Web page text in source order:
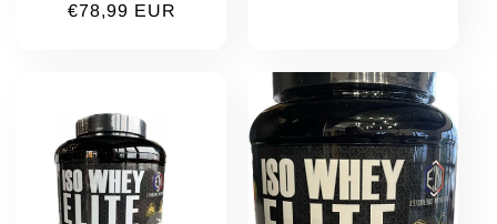
Prix
€78,99 EUR